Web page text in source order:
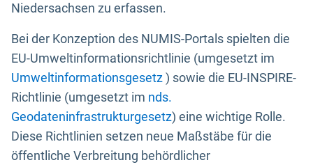
Niedersachsen zu erfassen.
Bei der Konzeption des NUMIS-Portals spielten die
EU-Umweltinformationsrichtlinie (umgesetzt im
Umweltinformationsgesetz) sowie die EU-INSPIRE-
Richtlinie (umgesetzt im nds.
Geodateninfrastrukturgesetz) eine wichtige Rolle.
Diese Richtlinien setzen neue Maßstäbe für die
öffentliche Verbreitung behördlicher